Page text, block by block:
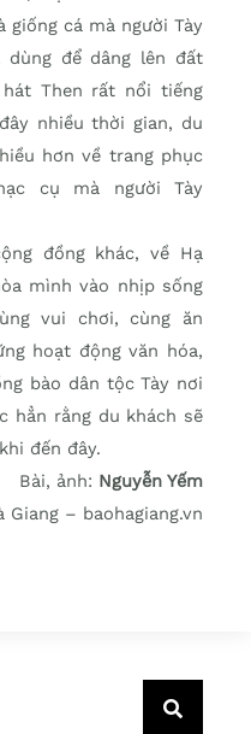
giống cá mà người Tày
để dâng lên đất
Then rất nổi tiếng
nhiều thời gian, du
hơn về trang phục
cụ mà người Tày
đồng khác, về Hạ
mình vào nhịp sống
vui chơi, cùng ăn
hoạt động văn hóa,
bào dân tộc Tày nơi
hẳn rằng du khách sẽ
đến đây.
Bài, ảnh: Nguyễn Yếm
Giang – baohagiang.vn